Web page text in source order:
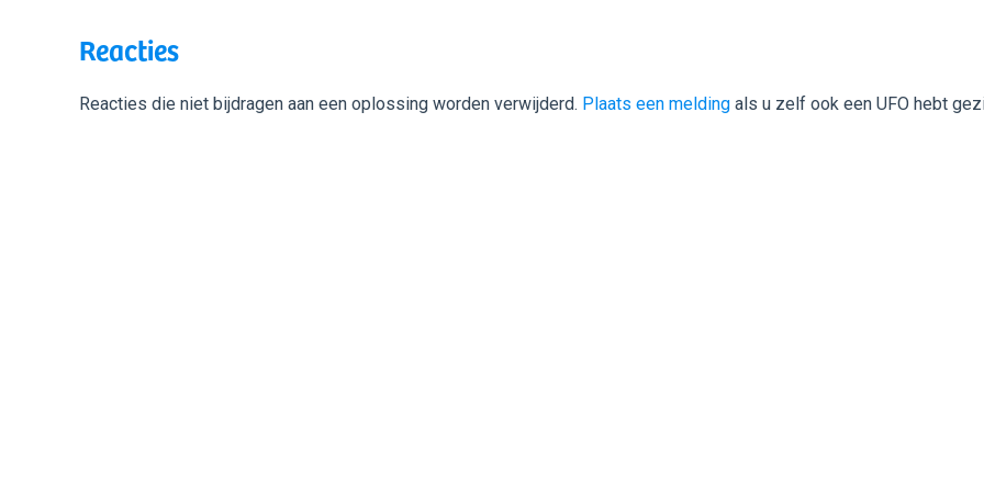
Reacties
Reacties die niet bijdragen aan een oplossing worden verwijderd. Plaats een melding als u zelf ook een UFO hebt